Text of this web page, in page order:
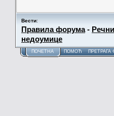
Вести:
Правила форума-
недоумице
ПОЧЕТНА ПОМОЋ ПРЕТРАГА